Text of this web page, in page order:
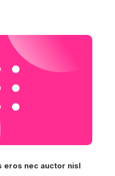
eros nec auctor nisl